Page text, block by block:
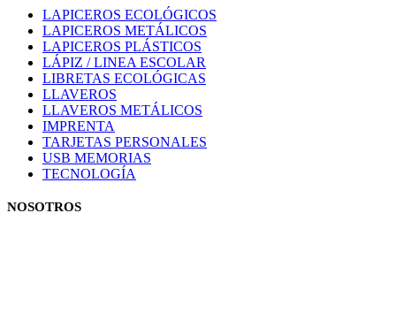
LAPICEROS ECOLÓGICOS
LAPICEROS METÁLICOS
LAPICEROS PLÁSTICOS
LÁPIZ / LINEA ESCOLAR
LIBRETAS ECOLÓGICAS
LLAVEROS
LLAVEROS METÁLICOS
IMPRENTA
TARJETAS PERSONALES
USB MEMORIAS
TECNOLOGÍA
NOSOTROS